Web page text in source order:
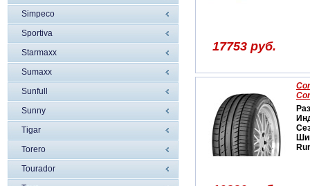
Simpeco
Sportiva
Starmaxx
Sumaxx
Sunfull
Sunny
Tigar
Torero
Tourador
17753 руб.